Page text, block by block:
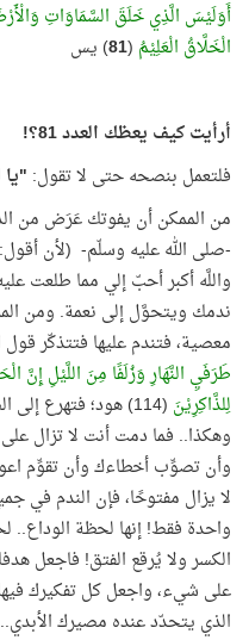
أَوَلَيْسَ الَّذِي خَلَقَ السَّمَاوَاتِ
الْخَلَّاقُ الْعَلِيْمُ (
81) يس
أرأيت كيف يعظك العدد 81؟!
فلتعمل بنصحه حتى لا تقول:
من الممكن أن يفوتك عَرَض من
-صلى الله عليه وسلّم- (لأن أقول:
واللَّه أكبر أحبّ إلي مما طلعت
ندمك ويتحوَّل إلى نعمة. ومن
معصية، فتندم عليها فتتذكّر قول
طَرَفَيِ النَّهَارِ وَزُلَفًا مِنَ اللَّيْلِ إِنَّ
لِلذَّاكِرِيْنَ
(114) هود؛ فتهرع
وهكذا.. فما دمت أنت لا تزال
وأن تصوِّب أخطاءك وأن تقوِّم
لا يزال مفتوحًا، فإن الندم في
واحدة فقط! إنها لحظة الوداع..
الكسر ولا يُرقع الفتق! فاجعل
على شيء، واجعل كل تفكيرك
الذي يتحدّد عنده مصيرك